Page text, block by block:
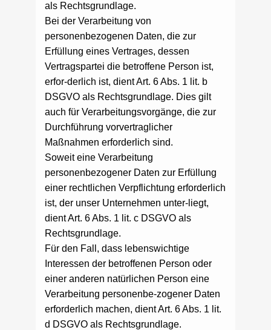
als Rechtsgrundlage.
Bei der Verarbeitung von
personenbezogenen Daten, die zur
Erfüllung eines Vertrages, dessen
Vertragspartei die betroffene Person ist,
erfor-derlich ist, dient Art. 6 Abs. 1 lit. b
DSGVO als Rechtsgrundlage. Dies gilt
auch für Verarbeitungsvorgänge, die zur
Durchführung vorvertraglicher
Maßnahmen erforderlich sind.
Soweit eine Verarbeitung
personenbezogener Daten zur Erfüllung
einer rechtlichen Verpflichtung erforderlich
ist, der unser Unternehmen unter-liegt,
dient Art. 6 Abs. 1 lit. c DSGVO als
Rechtsgrundlage.
Für den Fall, dass lebenswichtige
Interessen der betroffenen Person oder
einer anderen natürlichen Person eine
Verarbeitung personenbe-zogener Daten
erforderlich machen, dient Art. 6 Abs. 1 lit.
d DSGVO als Rechtsgrundlage.